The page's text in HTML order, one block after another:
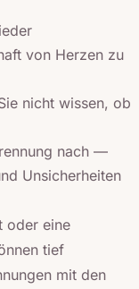
von Herzen zu
nicht wissen, ob
nach —
Unsicherheiten
oder eine
tief
mit den